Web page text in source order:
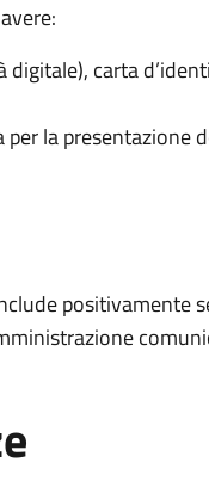
carta
la presentazione
positivamente